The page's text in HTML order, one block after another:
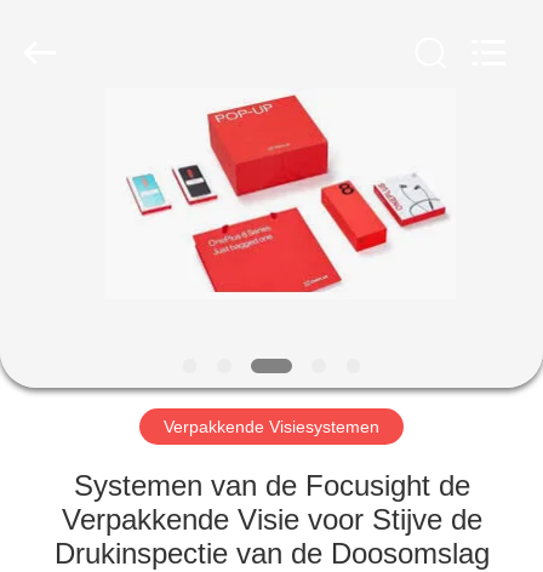
PRODUCTEN
FABRIEKSREIS
KWALITEITSCONTROLE
CONTACTEER
Verpakkende Visiesystemen
Systemen van de Focusight de
Verpakkende Visie voor Stijve de
Drukinspectie van de Doosomslag